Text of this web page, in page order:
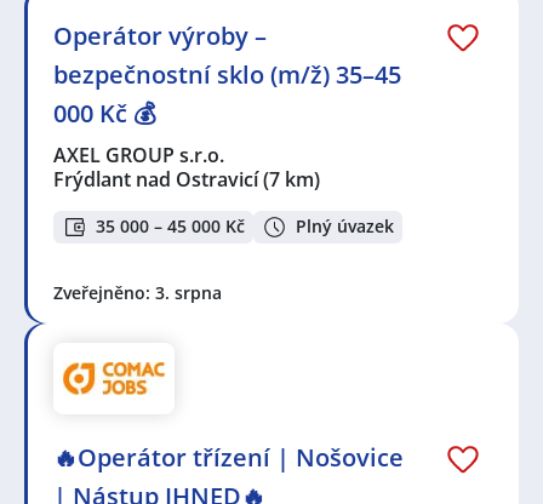
Operátor výroby –
bezpečnostní sklo (m/ž) 35–45
000 Kč 💰
AXEL GROUP s.r.o.
Frýdlant nad Ostravicí(7 km)
35 000 – 45 000 Kč Plný úvazek
Zveřejněno: 3. srpna
🔥Operátor třízení | Nošovice
| Nástup IHNED🔥